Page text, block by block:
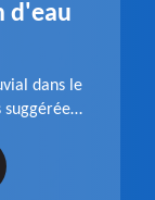
d'eau
dans le